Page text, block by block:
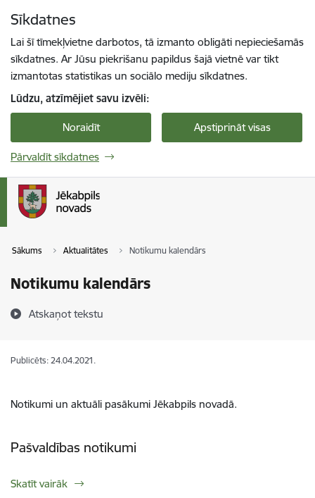
Sīkdatnes
Lai šī tīmekļvietne darbotos, tā izmanto obligāti nepieciešamās
sīkdatnes. Ar Jūsu piekrišanu papildus šajā vietnē var tikt
izmantotas statistikas un sociālo mediju sīkdatnes.
Lūdzu, atzīmējiet savu izvēli:
Noraidīt Apstiprināt visas
Pārvaldīt sīkdatnes
Sākums Aktualitātes Notikumu kalendārs
Notikumu kalendārs
Atskaņot tekstu
Publicēts: 24.04.2021.
Notikumi un aktuāli pasākumi Jēkabpils novadā.
Pašvaldības notikumi
Skatīt vairāk